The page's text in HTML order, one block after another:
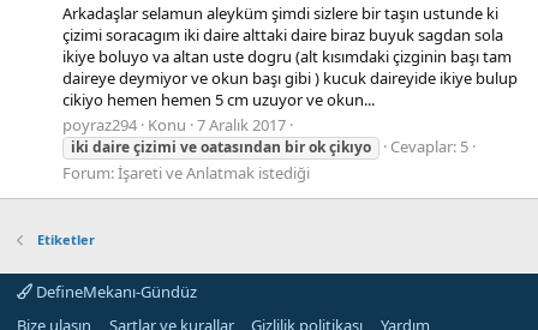
Arkadaşlar selamun aleyküm şimdi sizlere bir taşın ustunde ki
çizimi soracagım iki daire alttaki daire biraz buyuk sagdan sola
ikiye boluyo va altan uste dogru (alt kısımdaki çizginin başı tam
daireye deymiyor ve okun başı gibi ) kucuk daireyide ikiye bulup
cikiyo hemen hemen 5 cm uzuyor ve okun...
poyraz294 Konu 7 Aralık 2017
iki daireçizimi veoatasından birokçikıyo
Cevaplar: 5
Forum:İşareti ve Anlatmak istediği
Etiketler
DefineMekanı-Gündüz
Bize ulaşın
Şartlar ve kurallar Gizlilik politikası Yardım